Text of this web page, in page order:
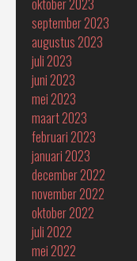
oktober 2023
september 2023
augustus 2023
juli 2023
juni 2023
mei 2023
maart 2023
februari 2023
januari 2023
december 2022
november 2022
oktober 2022
juli 2022
mei 2022